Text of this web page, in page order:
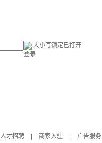
大小写锁定已打开
登录
人才招聘 商家入驻 广告服务